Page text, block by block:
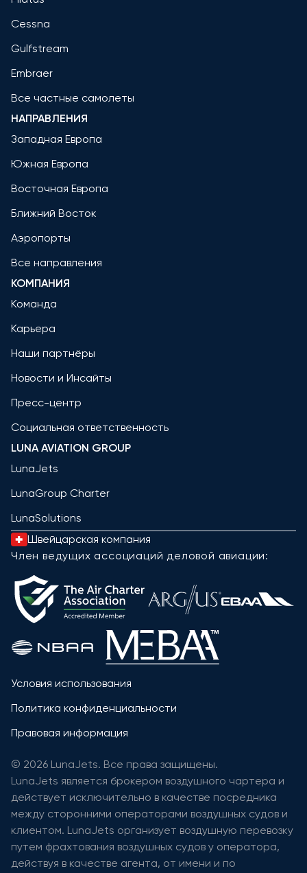
Cessna
Gulfstream
Embraer
Все частные самолеты
НАПРАВЛЕНИЯ
Западная Европа
Южная Европа
Восточная Европа
Ближний Восток
Аэропорты
Все направления
КОМПАНИЯ
Команда
Карьера
Наши партнёры
Новости и Инсайты
Пресс-центр
Социальная ответственность
LUNA AVIATION GROUP
LunaJets
LunaGroup Charter
LunaSolutions
Швейцарская компания
Член ведущих ассоциаций деловой авиации:
Условия использования
Политика конфиденциальности
Правовая информация
© 2026 LunaJets. Все права защищены.
LunaJets является брокером воздушного чартера и
действует исключительно в качестве посредника
между сторонними операторами воздушных судов и
клиентом. LunaJets организует воздушную перевозку
путем фрахтования воздушных судов у оператора,
действуя в качестве агента, от имени и по